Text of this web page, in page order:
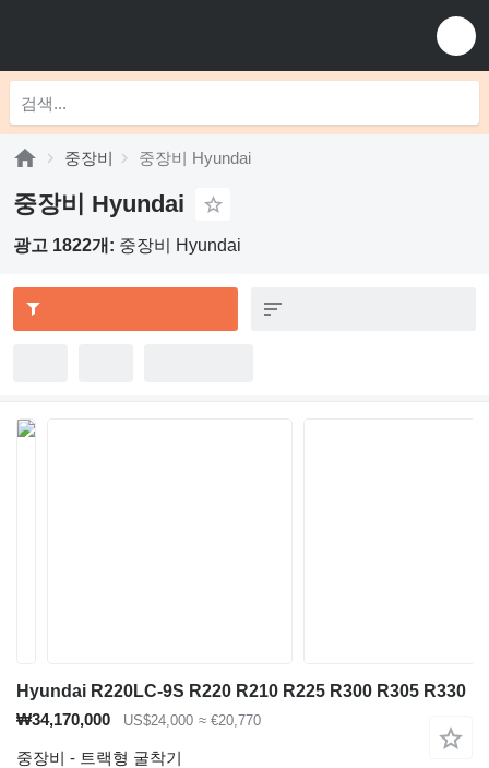
중장비 중장비 Hyundai
중장비 Hyundai
광고 1822개: 중장비 Hyundai
Hyundai R220LC-9S R220 R210 R225 R300 R305 R330
₩34,170,000
US$24,000 ≈ €20,770
중장비 - 트랙형 굴착기